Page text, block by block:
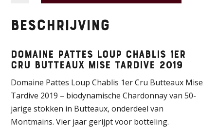
Chablis
Cru
Butteaux
Mise
Tardive
2019
aantal
Beschrijving
Domaine Pattes Loup Chablis 1er
Cru Butteaux Mise Tardive 2019
Domaine Pattes Loup Chablis 1er Cru Butteaux Mise
Tardive 2019 – biodynamische Chardonnay van 50-
jarige stokken in Butteaux, onderdeel van
Montmains. Vier jaar gerijpt voor botteling.